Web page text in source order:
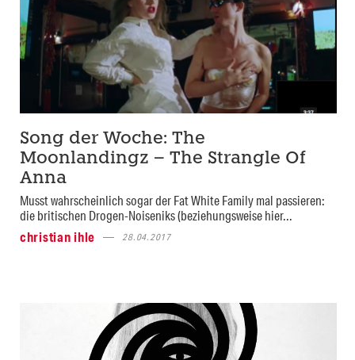
Song der Woche: The
Moonlandingz – The Strangle Of
Anna
Musst wahrscheinlich sogar der Fat White Family mal passieren:
die britischen Drogen-Noiseniks (beziehungsweise hier...
christian ihle
28.04.2017